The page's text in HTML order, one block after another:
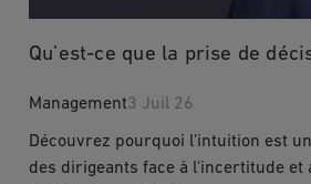
Qu’est-ce que la prise de
Management3 Juil 26
Découvrez pourquoi l'intuition est
des dirigeants face à l'incertitude et